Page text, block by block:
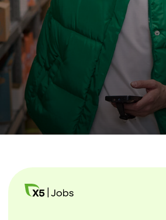
Начни без лишних
звонков
Заполните анкету и начинайте
уже завтра. Без посещения офиса
и собеседований